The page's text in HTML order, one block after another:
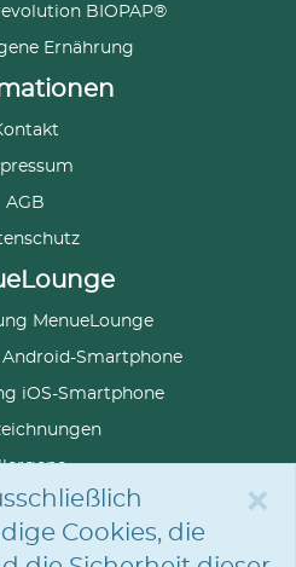
×
Cookies, die
BIOPAP®
Ernährung
AGB
MenueLounge
Smartphone
iOS-Smartphone